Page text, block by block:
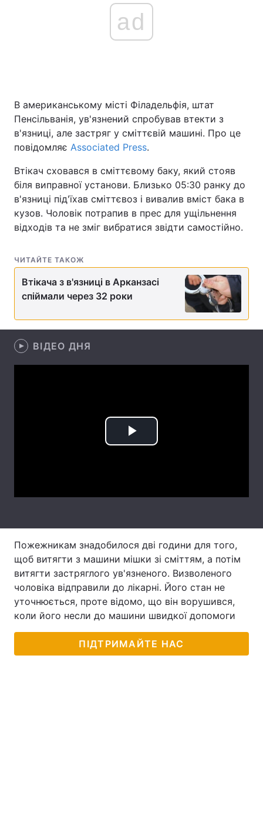
Головна Війна
Україна Політика
Спорт Наука
Техно і зв'язок
Зброя Інциденти
Здоров'я
Послуги
ad
В американському місті Філадельфія, штат
Пенсільванія, ув'язнений спробував втекти з
в'язниці, але застряг у сміттєвій машині. Про це
повідомляє Associated Press.
Втікач сховався в сміттєвому баку, який стояв
біля виправної установи. Близько 05:30 ранку до
в'язниці під'їхав сміттєвоз і вивалив вміст бака в
кузов. Чоловік потрапив в прес для ущільнення
відходів та не зміг вибратися звідти самостійно.
ЧИТАЙТЕ ТАКОЖ
Втікача з в'язниці в Арканзасі
спіймали через 32 роки
ВІДЕО ДНЯ
Play
Пожежникам знадобилося дві години для того,
щоб витягти з машини мішки зі сміттям, а потім
витягти застряглого ув'язненого. Визволеного
чоловіка відправили до лікарні. Його стан не
уточнюється, проте відомо, що він ворушився,
коли його несли до машини швидкої допомоги
ПІДТРИМАЙТЕ НАС